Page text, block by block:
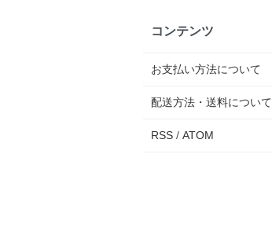
コンテンツ
お支払い方法について
配送方法・送料について
RSS / ATOM